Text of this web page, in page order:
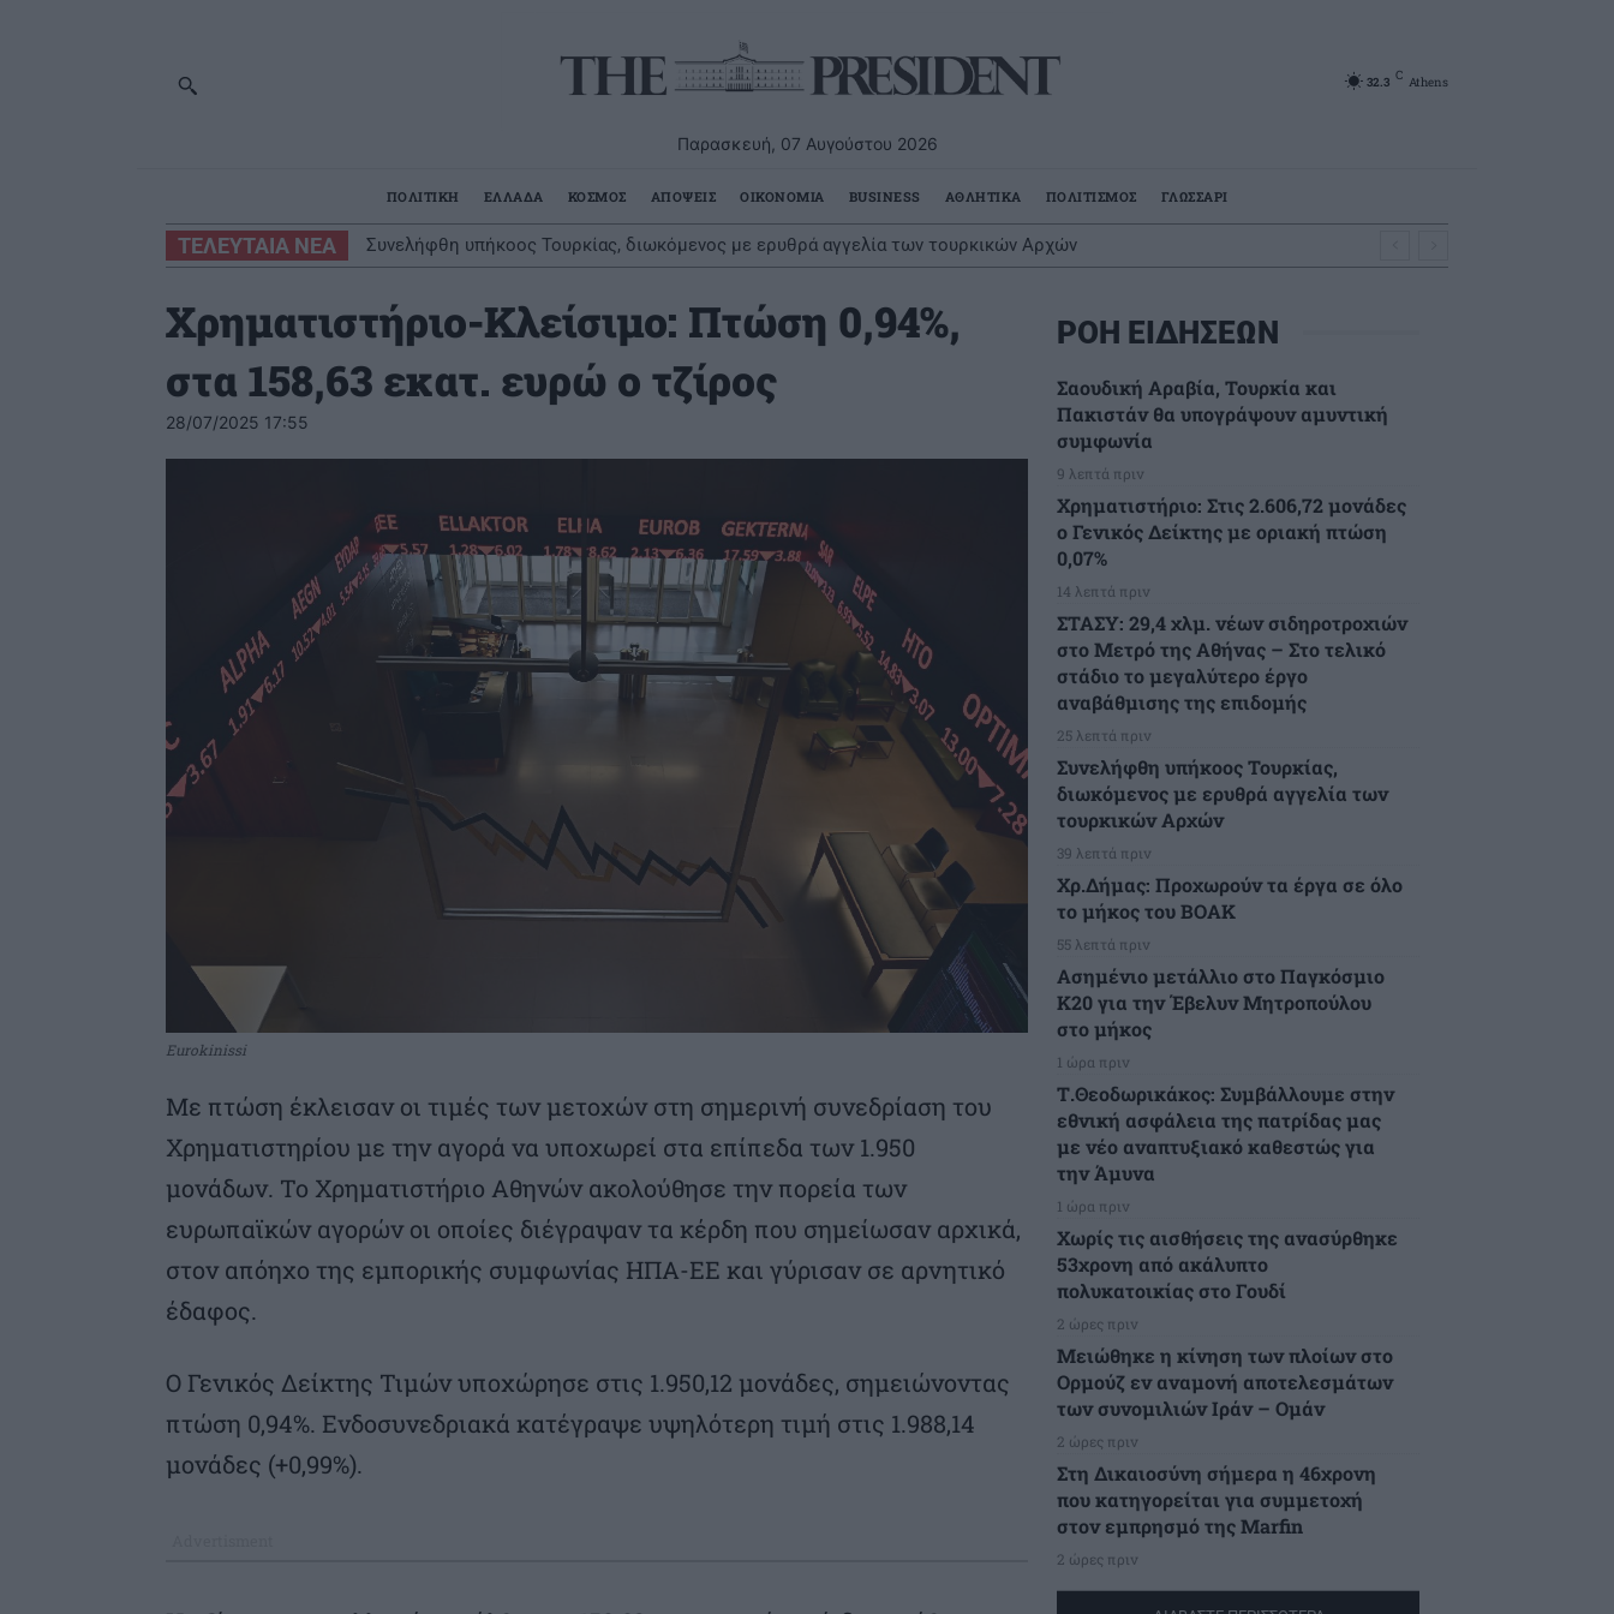
Παρασκευή, 07 Αυγούστου 2026
32.3 C Athens
ΠΟΛΙΤΙΚΗ ΕΛΛΑΔΑ ΚΟΣΜΟΣ ΑΠΟΨΕΙΣ ΟΙΚΟΝΟΜΙΑ BUSINESS ΑΘΛΗΤΙΚΑ ΠΟΛΙΤΙΣΜΟΣ ΓΛΩΣΣΑΡΙ
ΤΕΛΕΥΤΑΙΑ ΝΕΑ Συνελήφθη υπήκοος Τουρκίας, διωκόμενος με ερυθρά αγγελία των τουρκικών Αρχών
Χρηματιστήριο-Κλείσιμο: Πτώση 0,94%,
στα 158,63 εκατ. ευρώ ο τζίρος
28/07/2025 17:55
Eurokinissi
Με πτώση έκλεισαν οι τιμές των μετοχών στη σημερινή συνεδρίαση του
Χρηματιστηρίου με την αγορά να υποχωρεί στα επίπεδα των 1.950
μονάδων. Το Χρηματιστήριο Αθηνών ακολούθησε την πορεία των
ευρωπαϊκών αγορών οι οποίες διέγραψαν τα κέρδη που σημείωσαν αρχικά,
στον απόηχο της εμπορικής συμφωνίας ΗΠΑ-ΕΕ και γύρισαν σε αρνητικό
έδαφος.
O Γενικός Δείκτης Τιμών υποχώρησε στις 1.950,12 μονάδες, σημειώνοντας
πτώση 0,94%. Ενδοσυνεδριακά κατέγραψε υψηλότερη τιμή στις 1.988,14
μονάδες (+0,99%).
ΡΟΗ ΕΙΔΗΣΕΩΝ
Σαουδική Αραβία, Τουρκία και
Πακιστάν θα υπογράψουν αμυντική
συμφωνία
9 λεπτά πριν
Χρηματιστήριο: Στις 2.606,72 μονάδες
ο Γενικός Δείκτης με οριακή πτώση
0,07%
14 λεπτά πριν
ΣΤΑΣΥ: 29,4 χλμ. νέων σιδηροτροχιών
στο Μετρό της Αθήνας – Στο τελικό
στάδιο το μεγαλύτερο έργο
αναβάθμισης της επιδομής
25 λεπτά πριν
Συνελήφθη υπήκοος Τουρκίας,
διωκόμενος με ερυθρά αγγελία των
τουρκικών Αρχών
39 λεπτά πριν
Χρ.Δήμας: Προχωρούν τα έργα σε όλο
το μήκος του ΒΟΑΚ
55 λεπτά πριν
Ασημένιο μετάλλιο στο Παγκόσμιο
Κ20 για την Έβελυν Μητροπούλου
στο μήκος
1 ώρα πριν
Τ.Θεοδωρικάκος: Συμβάλλουμε στην
εθνική ασφάλεια της πατρίδας μας
με νέο αναπτυξιακό καθεστώς για
την Άμυνα
1 ώρα πριν
Χωρίς τις αισθήσεις της ανασύρθηκε
53χρονη από ακάλυπτο
πολυκατοικίας στο Γουδί
2 ώρες πριν
Μειώθηκε η κίνηση των πλοίων στο
Ορμούζ εν αναμονή αποτελεσμάτων
των συνομιλιών Ιράν – Ομάν
2 ώρες πριν
Στη Δικαιοσύνη σήμερα η 46χρονη
που κατηγορείται για συμμετοχή
στον εμπρησμό της Marfin
2 ώρες πριν